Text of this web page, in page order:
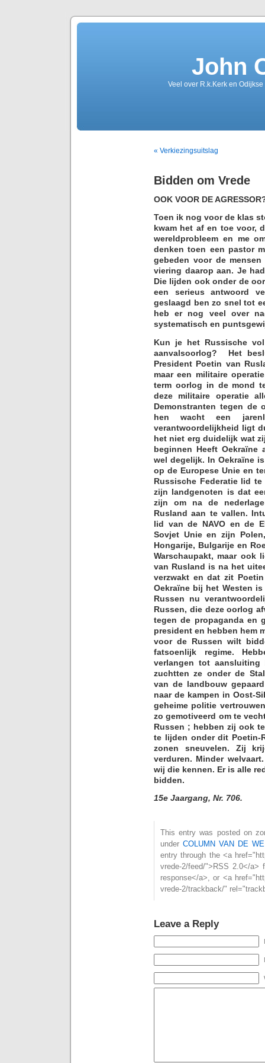
John
Veel over R.k.Kerk en
« Verkiezingsuitslag
Bidden om Vrede
OOK VOOR DE
Toen ik nog voor de klas
kwam het af en toe voor,
wereldprobleem en me
denken toen een pastor
gebeden voor de
viering daarop aan. Je
Die lijden ook onder de
een serieus antwoord
geslaagd ben zo snel tot
heb er nog veel over
systematisch en
Kun je het Russische
aanvalsoorlog? Het
President Poetin van
maar een militaire
term oorlog in de mond
deze militaire operatie
Demonstranten tegen de
hen wacht een
verantwoordelijkheid ligt
het niet erg duidelijk wat
beginnen Heeft Oekraïne
wel degelijk. In Oekraïne
op de Europese Unie en
Russische Federatie lid
zijn landgenoten is dat
zijn om na de
Rusland aan te vallen.
lid van de NAVO en de
Sovjet Unie en zijn
Hongarije, Bulgarije en
Warschaupakt, maar ook
van Rusland is na het
verzwakt en dat zit
Oekraïne bij het Westen
Russen nu
Russen, die deze oorlog
tegen de propaganda en
president en hebben hem
voor de Russen wilt
fatsoenlijk regime.
verlangen tot
zuchtten ze onder de
van de landbouw
naar de kampen in Oost-
geheime politie
zo gemotiveerd om te
Russen ; hebben zij ook
te lijden onder dit Poetin-
zonen sneuvelen. Zij
verduren. Minder
wij die kennen. Er is alle
bidden.
15e Jaargang, Nr. 706.
This entry was posted on
under COLUMN VAN DE
entry through the <a
vrede-2/feed/">RSS 2.0</a>
response</a>, or <a
vrede-2/trackback/"
Leave a Reply